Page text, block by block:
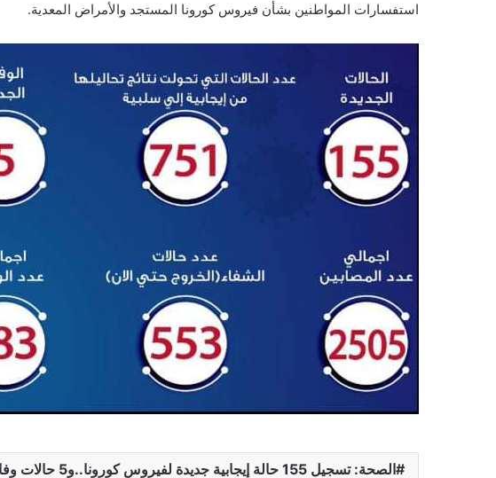
استفسارات المواطنين بشأن فيروس كورونا المستجد والأمراض المعدية.
الصحة: تسجيل 155 حالة إيجابية جديدة لفيروس كورونا..و5 حالات وفاة